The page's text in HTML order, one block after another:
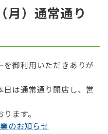
月）通常通り
御利用いただきありが
日は通常通り開店し、営
ます。
のお知らせ